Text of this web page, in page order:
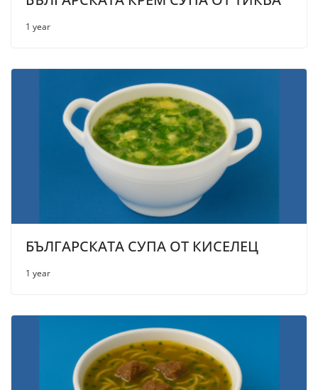
1 year
БЪЛГАРСКАТА СУПА ОТ КИСЕЛЕЦ
1 year